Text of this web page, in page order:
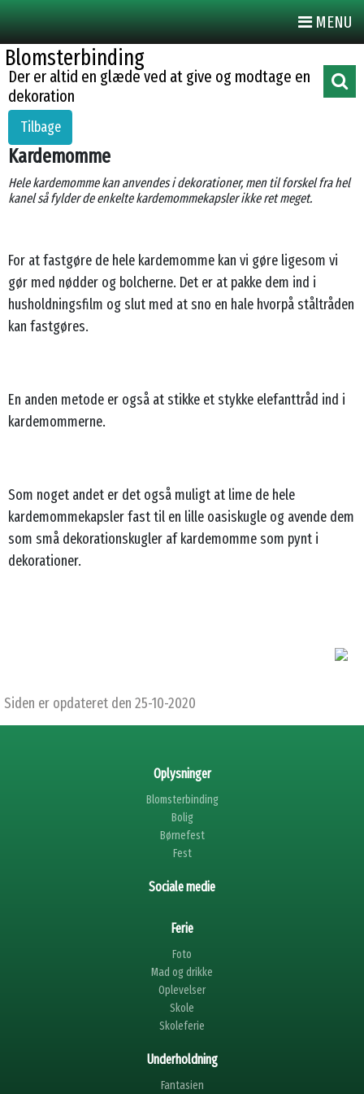
Blomsterbinding
Der er altid en glæde ved at give og modtage en
dekoration
MENU
Tilbage
Kardemomme
Hele kardemomme kan anvendes i dekorationer, men til forskel fra hel
kanel så fylder de enkelte kardemommekapsler ikke ret meget.
For at fastgøre de hele kardemomme kan vi gøre ligesom vi
gør med nødder og bolcherne. Det er at pakke dem ind i
husholdningsfilm og slut med at sno en hale hvorpå ståltråden
kan fastgøres.
En anden metode er også at stikke et stykke elefanttråd ind i
kardemommerne.
Som noget andet er det også muligt at lime de hele
kardemommekapsler fast til en lille oasiskugle og avende dem
som små dekorationskugler af kardemomme som pynt i
dekorationer.
Siden er opdateret den 25-10-2020
Oplysninger
Blomsterbinding
Bolig
Børnefest
Fest
Sociale medie
Ferie
Foto
Mad og drikke
Oplevelser
Skole
Skoleferie
Underholdning
Fantasien